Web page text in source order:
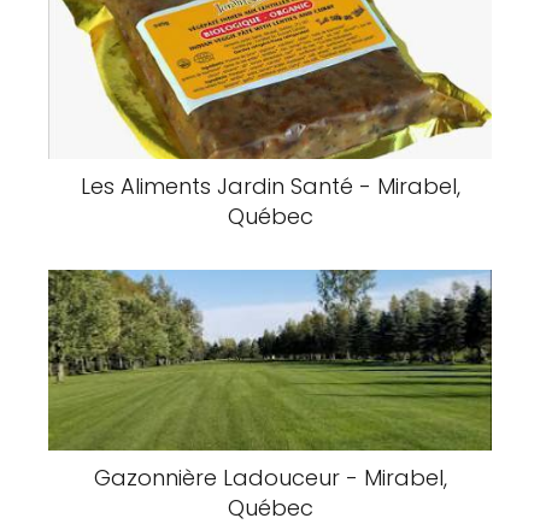
Les Aliments Jardin Santé - Mirabel,
Québec
Gazonnière Ladouceur - Mirabel,
Québec